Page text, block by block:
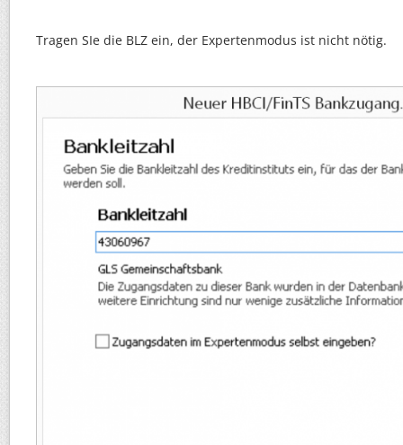
Tragen SIe die BLZ ein, der Expertenmodus ist nicht nötig.